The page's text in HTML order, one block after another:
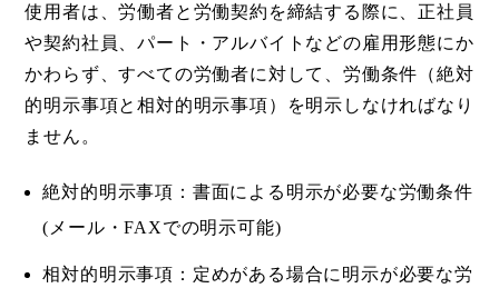
使用者は、労働者と労働契約を締結する際に、正社員
や契約社員、パート・アルバイトなどの雇用形態にか
かわらず、すべての労働者に対して、労働条件（絶対
的明示事項と相対的明示事項）を明示しなければなり
ません。
絶対的明示事項：書面による明示が必要な労働条件
(メール・FAXでの明示可能)
相対的明示事項：定めがある場合に明示が必要な労